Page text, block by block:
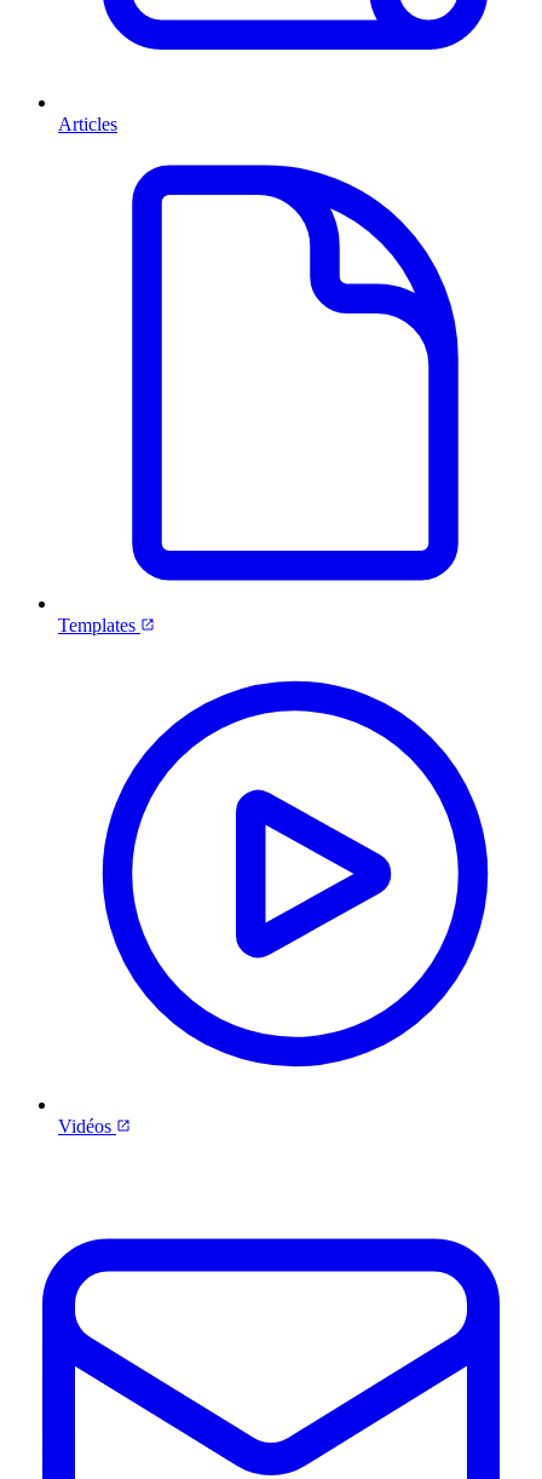
Articles
Templates
Vidéos